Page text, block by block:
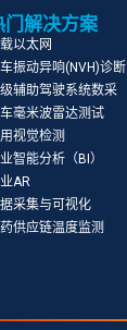
门解决方案
以太网
振动异响(NVH)诊断
辅助驾驶系统数采
毫米波雷达测试
视觉检测
智能分析（BI）
AR
采集与可视化
供应链温度监测